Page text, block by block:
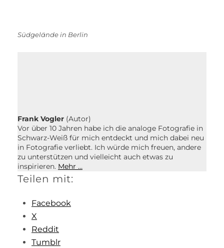
Südgelände in Berlin
Frank Vogler (Autor)
Vor über 10 Jahren habe ich die analoge Fotografie in
Schwarz-Weiß für mich entdeckt und mich dabei neu
in Fotografie verliebt. Ich würde mich freuen, andere
zu unterstützen und vielleicht auch etwas zu
inspirieren. Mehr …
Teilen mit:
Facebook
X
Reddit
Tumblr